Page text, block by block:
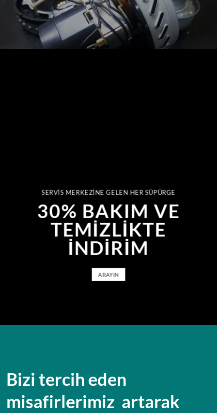
SERVIS MERKEZINE GELEN HER SÜPÜRGE
30% BAKIM VE
TEMIZLIKTE
INDIRIM
ARAYIN
Bizi tercih eden
misafirlerimiz artarak